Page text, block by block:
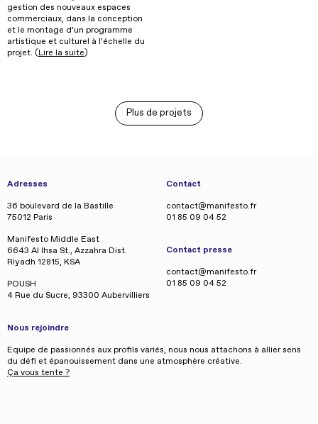
gestion des nouveaux espaces
commerciaux, dans la conception
et le montage d’un programme
artistique et culturel à l’échelle du
projet. (Lire la suite)
Plus de projets
Adresses
36 boulevard de la Bastille
75012 Paris
Manifesto Middle East
6643 Al Ihsa St., Azzahra Dist.
Riyadh 12815, KSA
POUSH
4 Rue du Sucre, 93300 Aubervilliers
Contact
contact@manifesto.fr
01 85 09 04 52
Contact presse
contact@manifesto.fr
01 85 09 04 52
Nous rejoindre
Equipe de passionnés aux profils variés, nous nous attachons à allier sens
du défi et épanouissement dans une atmosphère créative.
Ça vous tente ?